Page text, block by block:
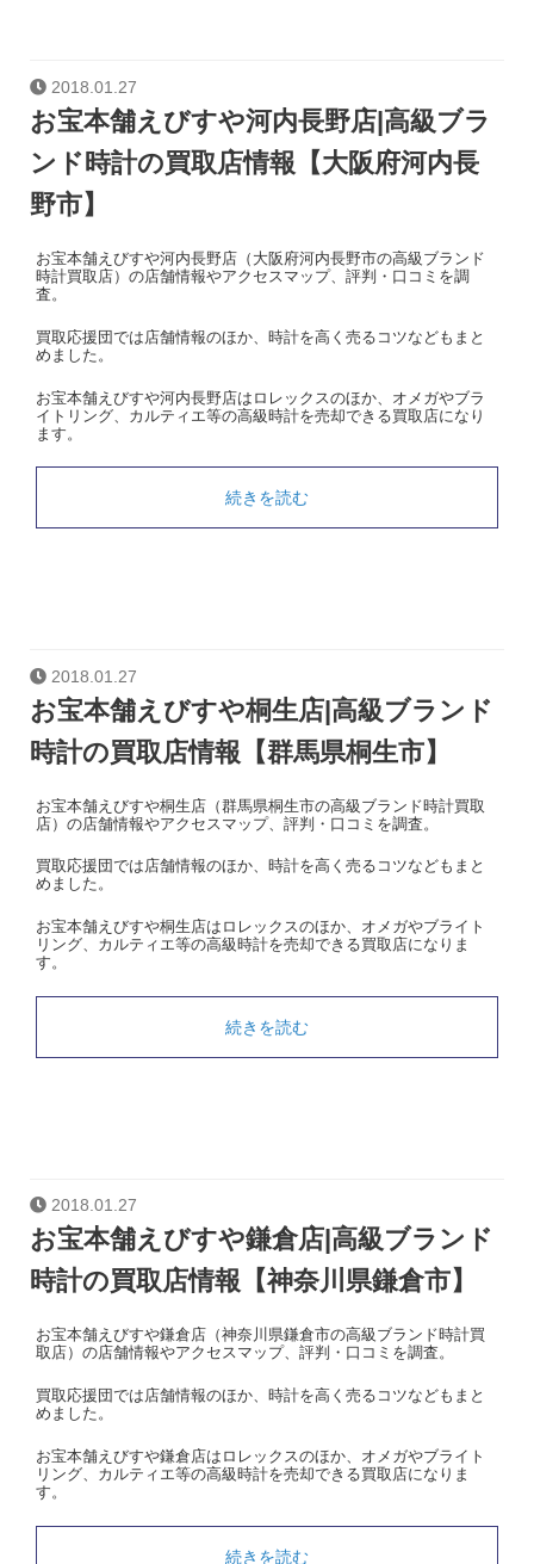
2018.01.27
お宝本舗えびすや河内長野店|高級ブラ
ンド時計の買取店情報【大阪府河内長
野市】
お宝本舗えびすや河内長野店（大阪府河内長野市の高級ブランド
時計買取店）の店舗情報やアクセスマップ、評判・口コミを調
査。
買取応援団では店舗情報のほか、時計を高く売るコツなどもまと
めました。
お宝本舗えびすや河内長野店はロレックスのほか、オメガやブラ
イトリング、カルティエ等の高級時計を売却できる買取店になり
ます。
続きを読む
2018.01.27
お宝本舗えびすや桐生店|高級ブランド
時計の買取店情報【群馬県桐生市】
お宝本舗えびすや桐生店（群馬県桐生市の高級ブランド時計買取
店）の店舗情報やアクセスマップ、評判・口コミを調査。
買取応援団では店舗情報のほか、時計を高く売るコツなどもまと
めました。
お宝本舗えびすや桐生店はロレックスのほか、オメガやブライト
リング、カルティエ等の高級時計を売却できる買取店になりま
す。
続きを読む
2018.01.27
お宝本舗えびすや鎌倉店|高級ブランド
時計の買取店情報【神奈川県鎌倉市】
お宝本舗えびすや鎌倉店（神奈川県鎌倉市の高級ブランド時計買
取店）の店舗情報やアクセスマップ、評判・口コミを調査。
買取応援団では店舗情報のほか、時計を高く売るコツなどもまと
めました。
お宝本舗えびすや鎌倉店はロレックスのほか、オメガやブライト
リング、カルティエ等の高級時計を売却できる買取店になりま
す。
続きを読む